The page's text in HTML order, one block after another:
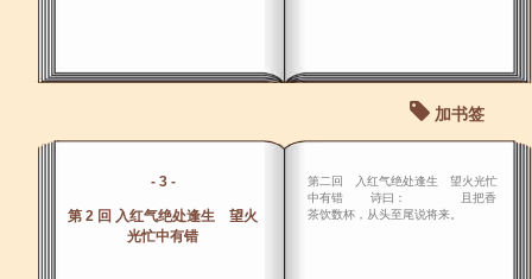
加书签
- 3 -
第 2 回 入红气绝处逢生 望火
光忙中有错
第二回 入红气绝处逢生 望火光忙
中有错 诗曰： 且把香
茶饮数杯，从头至尾说将来。